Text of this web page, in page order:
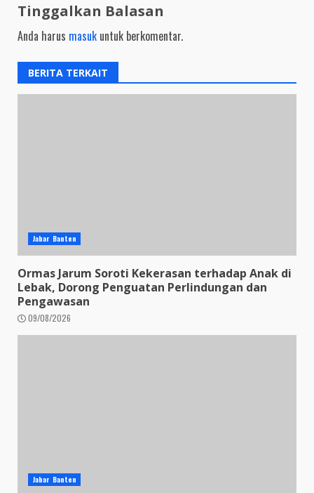
Tinggalkan Balasan
Anda harus masuk untuk berkomentar.
BERITA TERKAIT
Jabar Banten
Ormas Jarum Soroti Kekerasan terhadap Anak di
Lebak, Dorong Penguatan Perlindungan dan
Pengawasan
09/08/2026
Jabar Banten